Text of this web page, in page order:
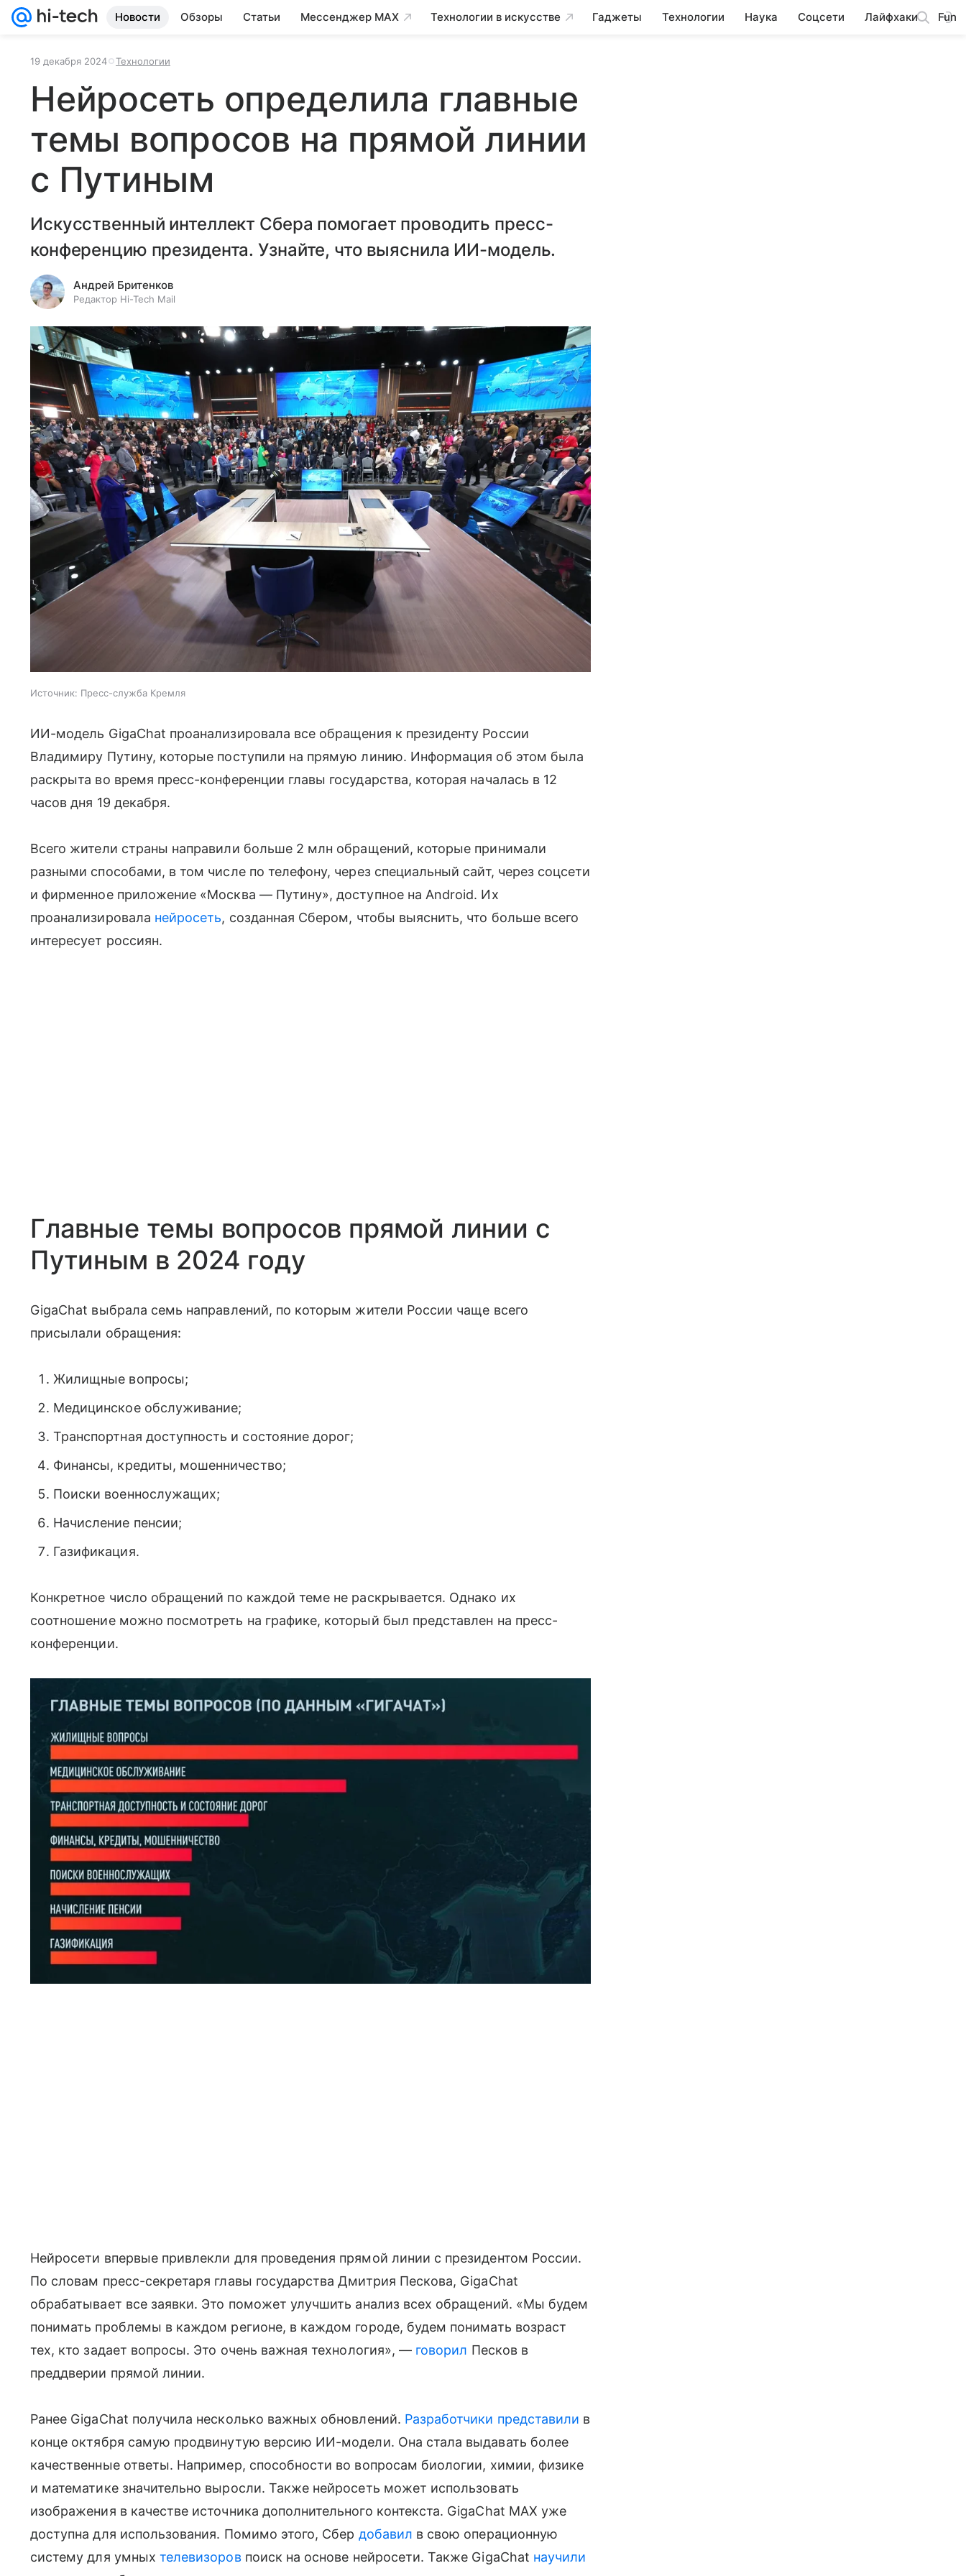
Новости Обзоры Статьи Мессенджер MAX Технологии в искусстве Гаджеты Технологии Наука Соцсети Лайфхаки Fun
19 декабря 2024 Технологии
Нейросеть определила главные
темы вопросов на прямой линии
с Путиным
Искусственный интеллект Сбера помогает проводить пресс-
конференцию президента. Узнайте, что выяснила ИИ-модель.
Андрей Бритенков
Редактор Hi-Tech Mail
Источник: Пресс-служба Кремля
ИИ-модель GigaChat проанализировала все обращения к президенту России
Владимиру Путину, которые поступили на прямую линию. Информация об этом была
раскрыта во время пресс-конференции главы государства, которая началась в 12
часов дня 19 декабря.
Всего жители страны направили больше 2 млн обращений, которые принимали
разными способами, в том числе по телефону, через специальный сайт, через соцсети
и фирменное приложение «Москва — Путину», доступное на Android. Их
проанализировала нейросеть, созданная Сбером, чтобы выяснить, что больше всего
интересует россиян.
Главные темы вопросов прямой линии с
Путиным в 2024 году
GigaChat выбрала семь направлений, по которым жители России чаще всего
присылали обращения:
Жилищные вопросы;
Медицинское обслуживание;
Транспортная доступность и состояние дорог;
Финансы, кредиты, мошенничество;
Поиски военнослужащих;
Начисление пенсии;
Газификация.
Конкретное число обращений по каждой теме не раскрывается. Однако их
соотношение можно посмотреть на графике, который был представлен на пресс-
конференции.
Нейросети впервые привлекли для проведения прямой линии с президентом России.
По словам пресс-секретаря главы государства Дмитрия Пескова, GigaChat
обрабатывает все заявки. Это поможет улучшить анализ всех обращений. «Мы будем
понимать проблемы в каждом регионе, в каждом городе, будем понимать возраст
тех, кто задает вопросы. Это очень важная технология», — говорил Песков в
преддверии прямой линии.
Ранее GigaChat получила несколько важных обновлений. Разработчики представили в
конце октября самую продвинутую версию ИИ-модели. Она стала выдавать более
качественные ответы. Например, способности во вопросам биологии, химии, физике
и математике значительно выросли. Также нейросеть может использовать
изображения в качестве источника дополнительного контекста. GigaChat MAX уже
доступна для использования. Помимо этого, Сбер добавил в свою операционную
систему для умных телевизоровпоиск на основе нейросети. Также GigaChat научили